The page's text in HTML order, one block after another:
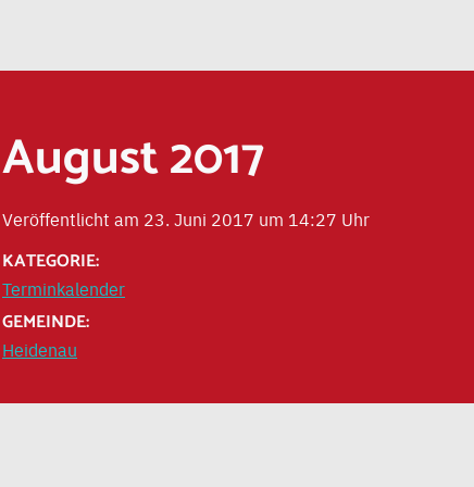
August 2017
Veröffentlicht am 23. Juni 2017 um 14:27 Uhr
KATEGORIE:
Terminkalender
GEMEINDE:
Heidenau